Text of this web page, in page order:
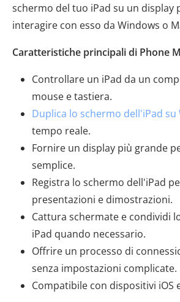
schermo del tuo iPad su un display
interagire con esso da Windows o
Caratteristiche principali di Phone
Controllare un iPad da un
mouse e tastiera.
Duplica lo schermo dell'iPad su
tempo reale.
Fornire un display più grande
semplice.
Registra lo schermo dell'iPad
presentazioni e dimostrazioni.
Cattura schermate e condividi
iPad quando necessario.
Offrire un processo di
senza impostazioni complicate.
Compatibile con dispositivi iOS